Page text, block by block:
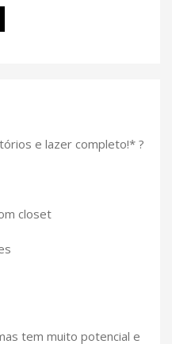
e lazer completo!* ?
closet
tem muito potencial e